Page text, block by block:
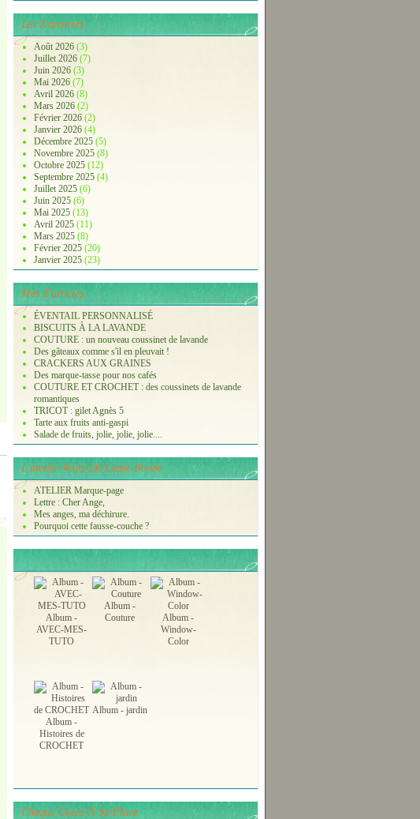
Les Z'archives.
Août 2026 (3)
Juillet 2026 (7)
Juin 2026 (3)
Mai 2026 (7)
Avril 2026 (8)
Mars 2026 (2)
Février 2026 (2)
Janvier 2026 (4)
Décembre 2025 (5)
Novembre 2025 (8)
Octobre 2025 (12)
Septembre 2025 (4)
Juillet 2025 (6)
Juin 2025 (6)
Mai 2025 (13)
Avril 2025 (11)
Mars 2025 (8)
Février 2025 (20)
Janvier 2025 (23)
Mes Z'articles.
ÉVENTAIL PERSONNALISÉ
BISCUITS À LA LAVANDE
COUTURE : un nouveau coussinet de lavande
Des gâteaux comme s'il en pleuvait !
CRACKERS AUX GRAINES
Des marque-tasse pour nos cafés
COUTURE ET CROCHET : des coussinets de lavande
romantiques
TRICOT : gilet Agnès 5
Tarte aux fruits anti-gaspi
Salade de fruits, jolie, jolie, jolie....
L'atelier-Vente De Casse-Bonbe
ATELIER Marque-page
Lettre : Cher Ange,
Mes anges, ma déchirure.
Pourquoi cette fausse-couche ?
Album -
AVEC-MES-
TUTO
Album -
Couture
Album -
Window-
Color
Album -
Histoires de
CROCHET
Album - jardin
Chaque Chose À Sa Place.